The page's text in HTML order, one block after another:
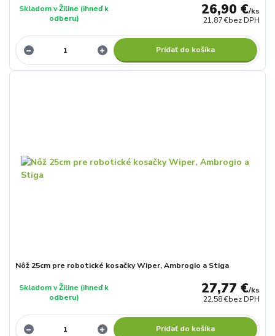
26,90 €/ks
21,87 €bez DPH
Skladom v Žiline (ihneď k
odberu)
Pridať do košíka
Nôž 25cm pre robotické kosačky Wiper, Ambrogio a Stiga
27,77 €/ks
22,58 €bez DPH
Skladom v Žiline (ihneď k
odberu)
Pridať do košíka